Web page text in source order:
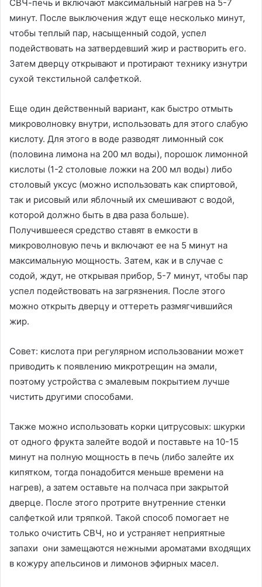
СВЧ-печь и включают максимальный нагрев на 5-7
минут. После выключения ждут еще несколько минут,
чтобы теплый пар, насыщенный содой, успел
подействовать на затвердевший жир и растворить его.
Затем дверцу открывают и протирают технику изнутри
сухой текстильной салфеткой.
Еще один действенный вариант, как быстро отмыть
микроволновку внутри, использовать для этого слабую
кислоту. Для этого в воде разводят лимонный сок
(половина лимона на 200 мл воды), порошок лимонной
кислоты (1-2 столовые ложки на 200 мл воды) либо
столовый уксус (можно использовать как спиртовой,
так и рисовый или яблочный их смешивают с водой,
которой должно быть в два раза больше).
Получившееся средство ставят в емкости в
микроволновую печь и включают ее на 5 минут на
максимальную мощность. Затем, как и в случае с
содой, ждут, не открывая прибор, 5-7 минут, чтобы пар
успел подействовать на загрязнения. После этого
можно открыть дверцу и оттереть размягчившийся
жир.
Совет: кислота при регулярном использовании может
приводить к появлению микротрещин на эмали,
поэтому устройства с эмалевым покрытием лучше
чистить другими способами.
Также можно использовать корки цитрусовых: шкурки
от одного фрукта залейте водой и поставьте на 10-15
минут на полную мощность в печь (либо залейте их
кипятком, тогда понадобится меньше времени на
нагрев), а затем оставьте на полчаса при закрытой
дверце. После этого протрите внутренние стенки
салфеткой или тряпкой. Такой способ помогает не
только очистить СВЧ, но и устраняет неприятные
запахи они замещаются нежными ароматами входящих
в кожуру апельсинов и лимонов эфирных масел.